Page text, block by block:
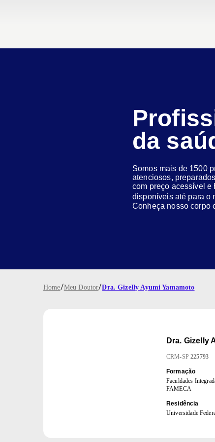
da
Somos mais de 1500
atenciosos,
com preço acessível e
disponíveis até para o
Conheça nosso corpo
Home/Meu Doutor/Dra. Gizelly Ayumi Yamamoto
Dra. Gizelly
CRM-SP 225793
Formação
Faculdades
FAMECA
Residência
Universidade